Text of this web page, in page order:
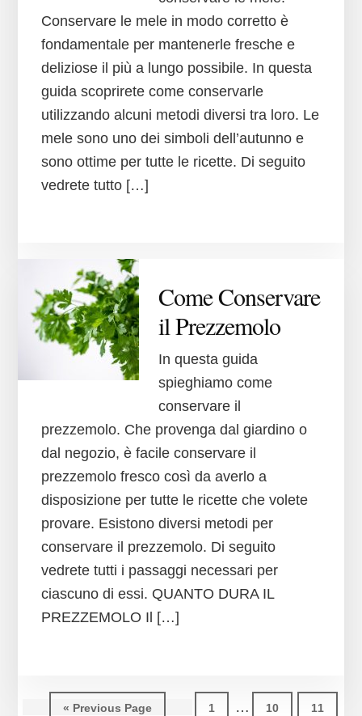
Conservare le mele in modo corretto è
fondamentale per mantenerle fresche e
deliziose il più a lungo possibile. In questa
guida scoprirete come conservarle
utilizzando alcuni metodi diversi tra loro. Le
mele sono uno dei simboli dell’autunno e
sono ottime per tutte le ricette. Di seguito
vedrete tutto […]
Come Conservare
il Prezzemolo
In questa guida
spieghiamo come
conservare il
prezzemolo. Che provenga dal giardino o
dal negozio, è facile conservare il
prezzemolo fresco così da averlo a
disposizione per tutte le ricette che volete
provare. Esistono diversi metodi per
conservare il prezzemolo. Di seguito
vedrete tutti i passaggi necessari per
ciascuno di essi. QUANTO DURA IL
PREZZEMOLO Il […]
« Go
Previous Page Page
1
Interim
… Page
10 Page
11